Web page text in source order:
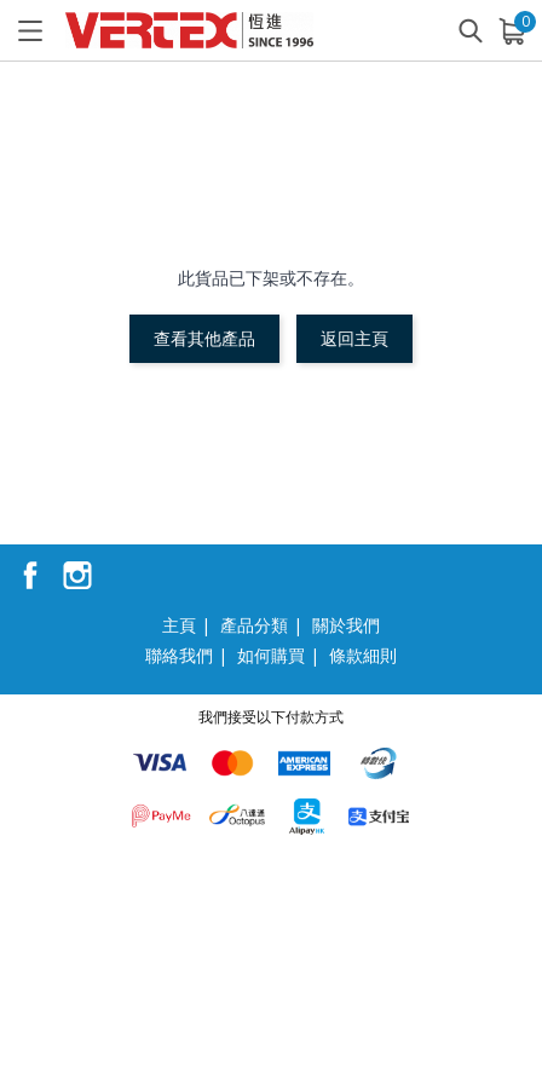
0
已加入購物車 查看
此貨品已下架或不存在。
查看其他產品 返回主頁
主頁 | 產品分類 | 關於我們
聯絡我們 | 如何購買 | 條款細則
我們接受以下付款方式